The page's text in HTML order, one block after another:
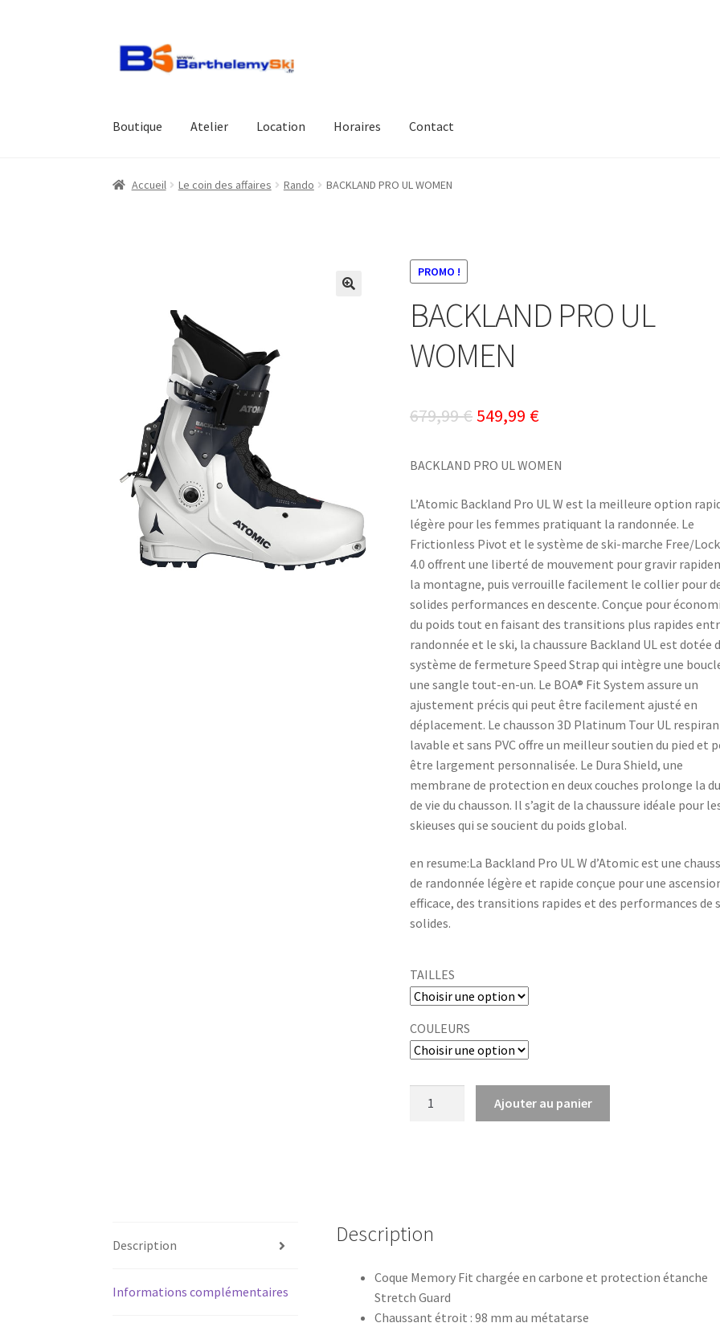
Aller
Aller
Boutique Atelier Location Horaires Contact
Accueil Le coin des affaires Rando BACKLAND PRO UL WOMEN
PROMO !
BACKLAND PRO UL
WOMEN
679,99€Le
initial
était :
679,99 €.
549,99 €Le
actuel
est :
549,99 €.
BACKLAND PRO UL WOMEN
L’Atomic Backland Pro UL W est la meilleure option
légère pour les femmes pratiquant la randonnée. Le
Frictionless Pivot et le système de ski-marche Free/Lock
4.0 offrent une liberté de mouvement pour gravir
la montagne, puis verrouille facilement le collier pour
solides performances en descente. Conçue pour
du poids tout en faisant des transitions plus rapides
randonnée et le ski, la chaussure Backland UL est dotée
système de fermeture Speed Strap qui intègre une
une sangle tout-en-un. Le BOA® Fit System assure un
ajustement précis qui peut être facilement ajusté en
déplacement. Le chausson 3D Platinum Tour UL
lavable et sans PVC offre un meilleur soutien du pied et
être largement personnalisée. Le Dura Shield, une
membrane de protection en deux couches prolonge la
de vie du chausson. Il s’agit de la chaussure idéale pour
skieuses qui se soucient du poids global.
en resume:La Backland Pro UL W d’Atomic est une
de randonnée légère et rapide conçue pour une
efficace, des transitions rapides et des performances de
solides.
TAILLES
COULEURS
Ajouter au panier
Description
Informations complémentaires
Description
Coque Memory Fit chargée en carbone et protection étanche
Stretch Guard
Chaussant étroit : 98 mm au métatarse